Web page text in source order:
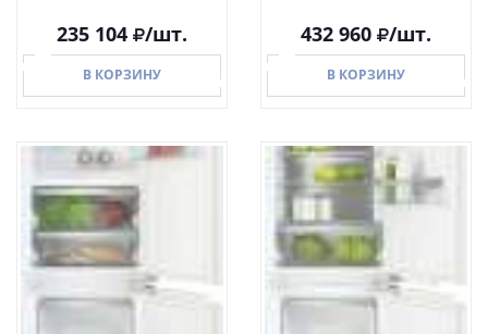
235 104 /шт.
В КОРЗИНУ
В КОРЗИНУ
432 960 /шт.
В КОРЗИНУ
В КОРЗИНУ